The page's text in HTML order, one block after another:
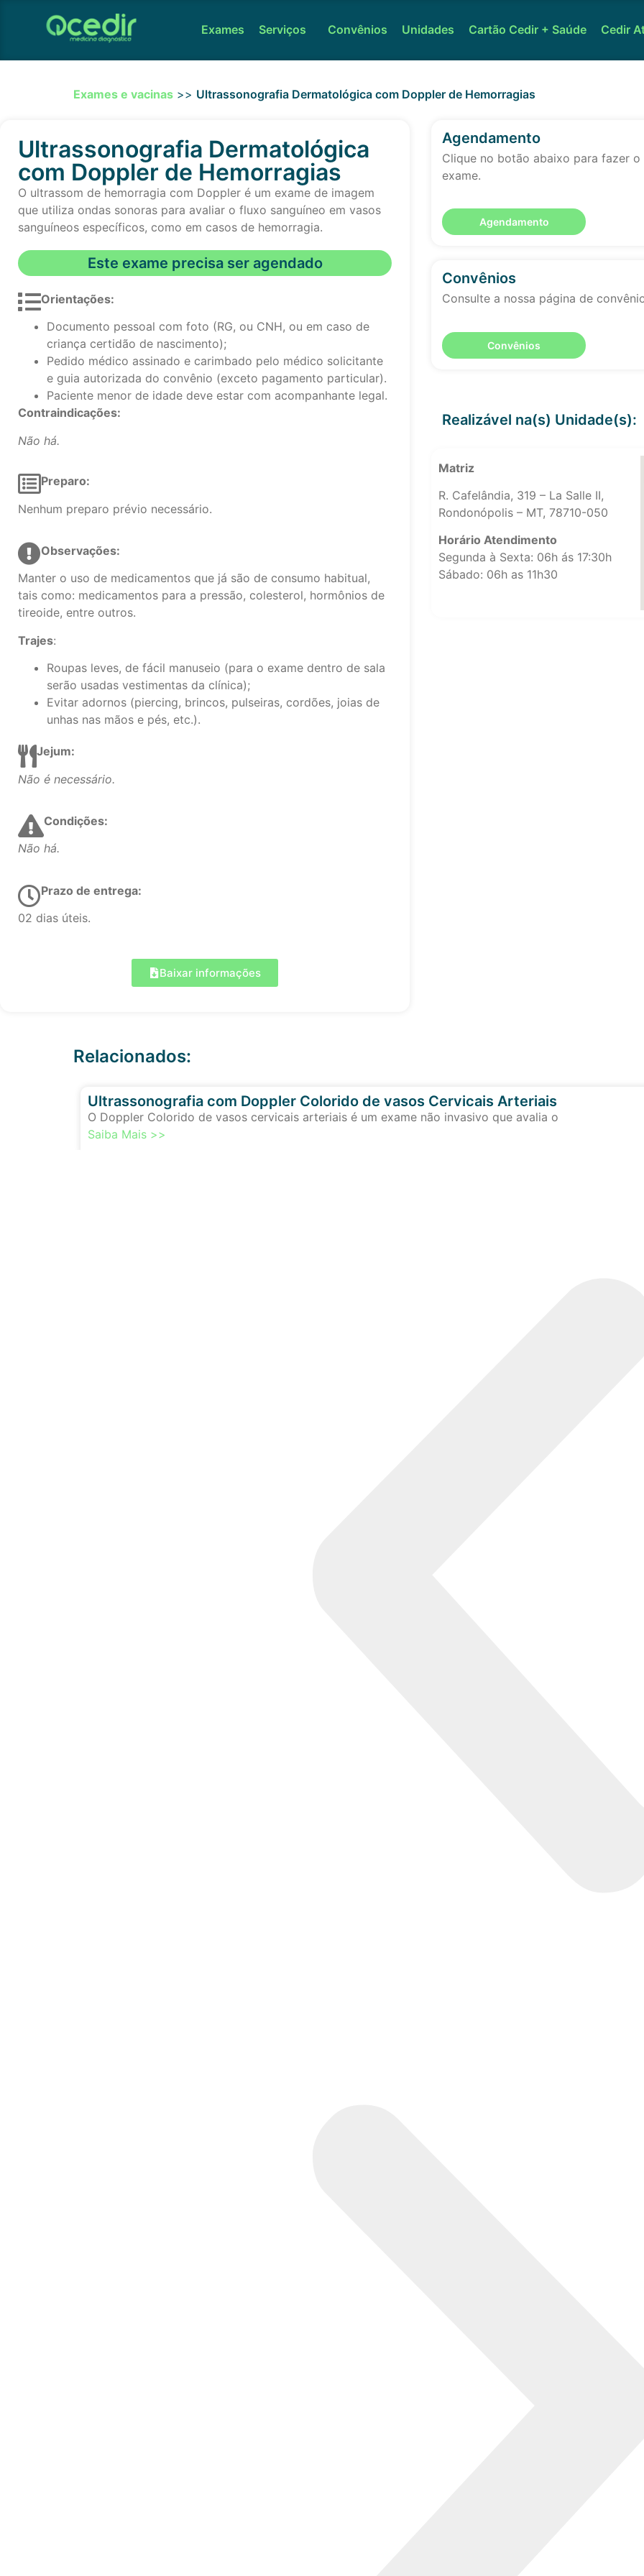
Exames Serviços Convênios Unidades Cartão Cedir + Saúde Cedir
Exames e vacinas >> Ultrassonografia Dermatológica com Doppler de Hemorragias
Ultrassonografia Dermatológica
com Doppler de Hemorragias
O ultrassom de hemorragia com Doppler é um exame de imagem
que utiliza ondas sonoras para avaliar o fluxo sanguíneo em vasos
sanguíneos específicos, como em casos de hemorragia.
Este exame precisa ser agendado
Orientações:
Documento pessoal com foto (RG, ou CNH, ou em caso de
criança certidão de nascimento);
Pedido médico assinado e carimbado pelo médico solicitante
e guia autorizada do convênio (exceto pagamento particular).
Paciente menor de idade deve estar com acompanhante legal.
Contraindicações:
Não há.
Preparo:
Nenhum preparo prévio necessário.
Observações:
Manter o uso de medicamentos que já são de consumo habitual,
tais como: medicamentos para a pressão, colesterol, hormônios de
tireoide, entre outros.
Trajes:
Roupas leves, de fácil manuseio (para o exame dentro de sala
serão usadas vestimentas da clínica);
Evitar adornos (piercing, brincos, pulseiras, cordões, joias de
unhas nas mãos e pés, etc.).
Jejum:
Não é necessário.
Condições:
Não há.
Prazo de entrega:
02 dias úteis.
Baixar informações
Agendamento
Clique no botão abaixo para fazer
exame.
Agendamento
Convênios
Consulte a nossa página de
Convênios
Realizável na(s) Unidade(s):
Matriz
R. Cafelândia, 319 – La Salle II,
Rondonópolis – MT, 78710-050
Horário Atendimento
Segunda à Sexta: 06h ás 17:30h
Sábado: 06h as 11h30
Relacionados:
Ultrassonografia com Doppler Colorido de vasos Cervicais Arteriais
O Doppler Colorido de vasos cervicais arteriais é um exame não invasivo que avalia o
Saiba Mais >>